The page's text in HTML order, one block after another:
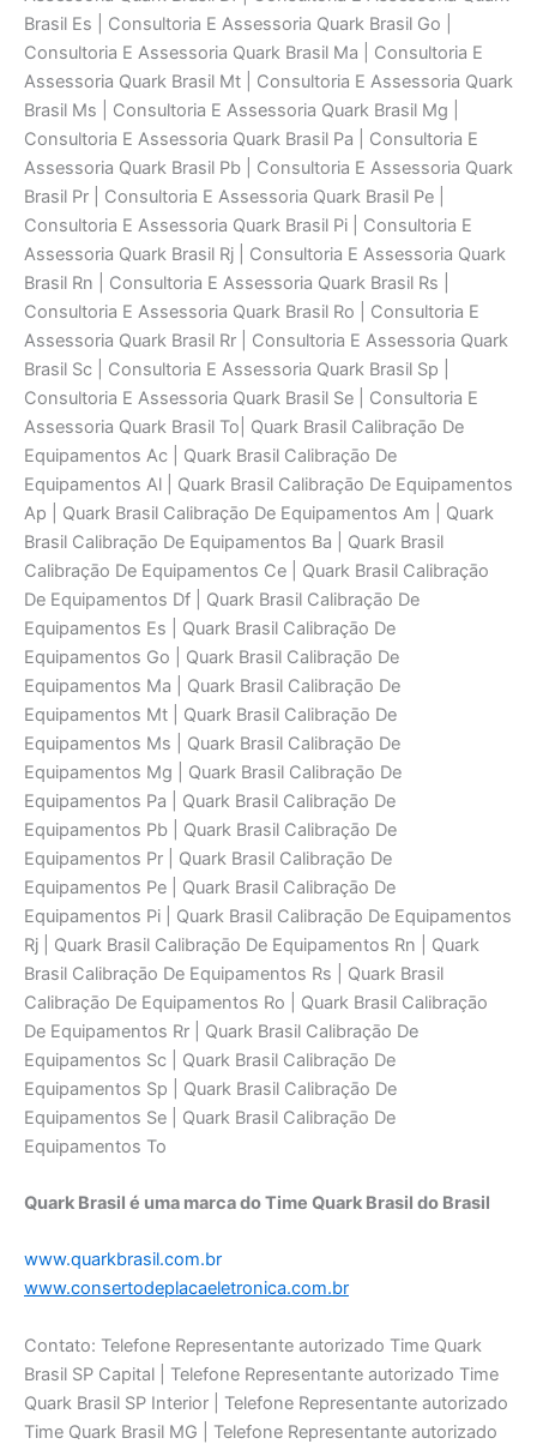
Quark Brasil é uma marca do Time Quark Brasil do Brasil
www.quarkbrasil.com.br
www.consertodeplacaeletronica.com.br
Contato: Telefone Representante autorizado Time Quark
Brasil SP Capital | Telefone Representante autorizado Time
Quark Brasil SP Interior | Telefone Representante autorizado
Time Quark Brasil MG | Telefone Representante autorizado